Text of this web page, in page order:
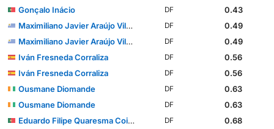
Gonçalo Inácio
DF
0.43
Maximiliano Javier Araújo Vilches
DF
0.49
Maximiliano Javier Araújo Vilches
DF
0.49
Iván Fresneda Corraliza
DF
0.56
Iván Fresneda Corraliza
DF
0.56
Ousmane Diomande
DF
0.63
Ousmane Diomande
DF
0.63
Eduardo Filipe Quaresma Coimbra Simões
DF
0.68